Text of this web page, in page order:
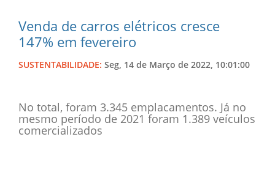
Venda de carros elétricos cresce
147% em fevereiro
SUSTENTABILIDADE: Seg, 14 de Março de 2022, 10:01:00
No total, foram 3.345 emplacamentos. Já no
mesmo período de 2021 foram 1.389 veículos
comercializados